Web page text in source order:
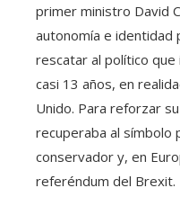
primer ministro David
autonomía e identidad
rescatar al político
casi 13 años, en
Unido. Para reforzar
recuperaba al símbolo
conservador y, en
referéndum del Brexit.